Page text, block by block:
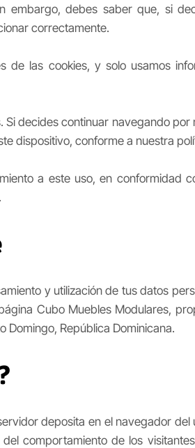
embargo, debes saber que, si
correctamente.
de las cookies, y solo usamos
Si decides continuar navegando
dispositivo, conforme a nuestra
a este uso, en conformidad
y utilización de tus datos
Cubo Muebles Modulares,
Domingo, República Dominicana.
deposita en el navegador
comportamiento de los